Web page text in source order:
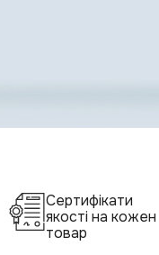
Сертифікати
якості на кожен
товар